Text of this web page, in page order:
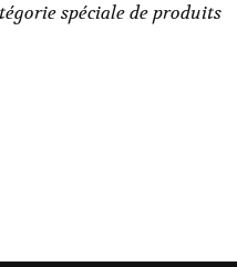
spéciale de produits